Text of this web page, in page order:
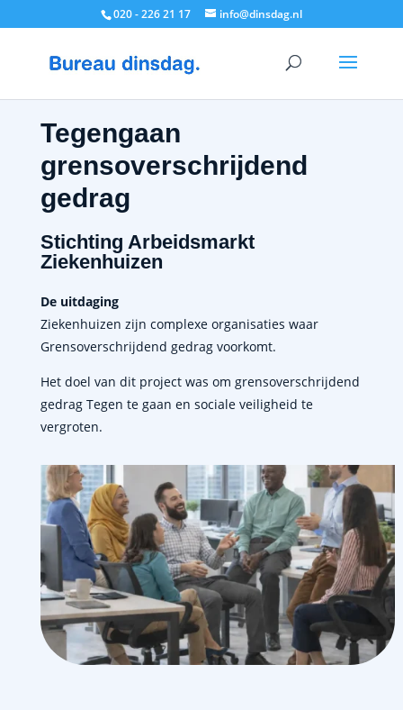
020 - 226 21 17 info@dinsdag.nl
Tegengaan
grensoverschrijdend
gedrag
Stichting Arbeidsmarkt
Ziekenhuizen
De uitdaging
Ziekenhuizen zijn complexe organisaties waar
Grensoverschrijdend gedrag voorkomt.
Het doel van dit project was om grensoverschrijdend
gedrag Tegen te gaan en sociale veiligheid te
vergroten.